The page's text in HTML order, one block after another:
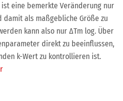
eine bemerkte Veränderung nur
als maßgebliche Größe zu
kann also nur ΔTm log. Über
direkt zu beeinflussen,
k-Wert zu kontrollieren ist.